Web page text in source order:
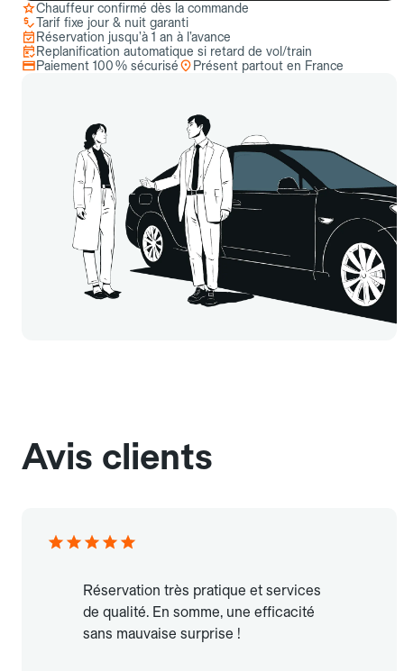
Chauffeur confirmé dès la commande
Tarif fixe jour & nuit garanti
Réservation jusqu’à 1 an à l’avance
Replanification automatique si retard de vol/train
Paiement 100 % sécurisé
Présent partout en France
Avis clients
Réservation très pratique et services
de qualité. En somme, une efficacité
sans mauvaise surprise !